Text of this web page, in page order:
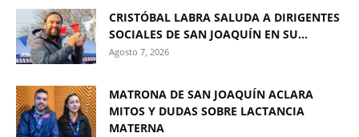
CRISTÓBAL LABRA SALUDA A DIRIGENTES
SOCIALES DE SAN JOAQUÍN EN SU...
Agosto 7, 2026
MATRONA DE SAN JOAQUÍN ACLARA
MITOS Y DUDAS SOBRE LACTANCIA
MATERNA